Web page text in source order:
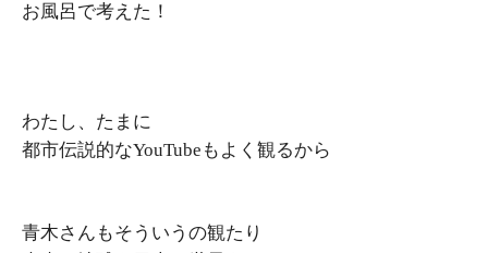
お風呂で考えた！
わたし、たまに
都市伝説的なYouTubeもよく観るから
青木さんもそういうの観たり